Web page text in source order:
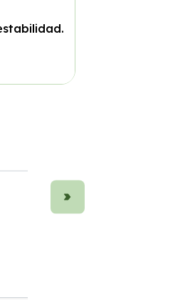
Marta Fernández -
10 May, 2026